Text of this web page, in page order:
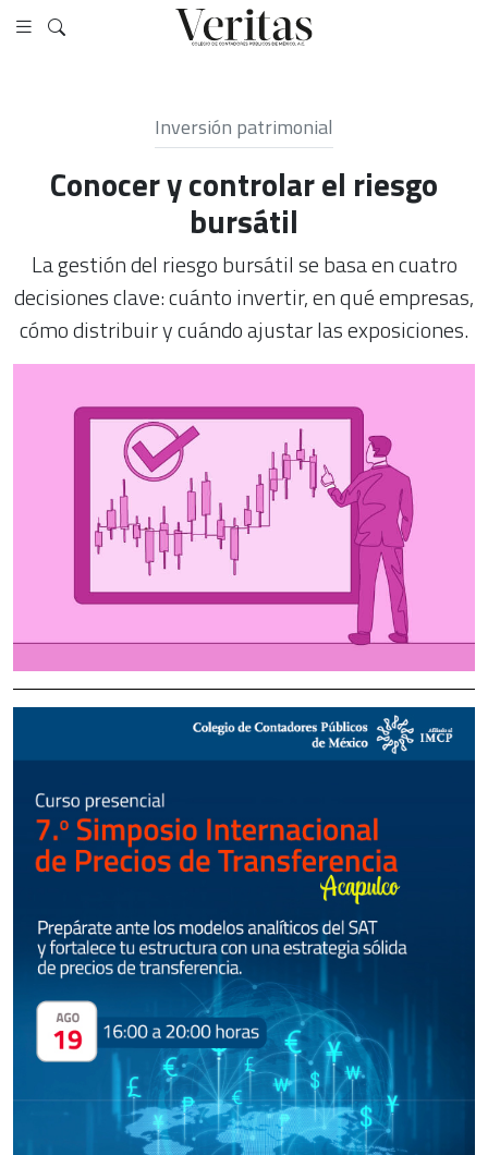
Inversión patrimonial
Conocer y controlar el riesgo
bursátil
La gestión del riesgo bursátil se basa en cuatro
decisiones clave: cuánto invertir, en qué empresas,
cómo distribuir y cuándo ajustar las exposiciones.